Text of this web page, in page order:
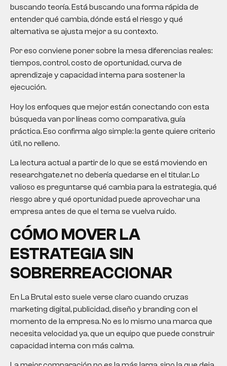
buscando teoría. Está buscando una forma rápida de
entender qué cambia, dónde está el riesgo y qué
alternativa se ajusta mejor a su contexto.
Por eso conviene poner sobre la mesa diferencias reales:
tiempos, control, costo de oportunidad, curva de
aprendizaje y capacidad interna para sostener la
ejecución.
Hoy los enfoques que mejor están conectando con esta
búsqueda van por líneas como comparativa, guía
práctica. Eso confirma algo simple: la gente quiere criterio
útil, no relleno.
La lectura actual a partir de lo que se está moviendo en
researchgate.net no debería quedarse en el titular. Lo
valioso es preguntarse qué cambia para la estrategia, qué
riesgo abre y qué oportunidad puede aprovechar una
empresa antes de que el tema se vuelva ruido.
CÓMO MOVER LA
ESTRATEGIA SIN
SOBRERREACCIONAR
En La Brutal esto suele verse claro cuando cruzas
marketing digital, publicidad, diseño y branding con el
momento de la empresa. No es lo mismo una marca que
necesita velocidad ya, que un equipo que puede construir
capacidad interna con más calma.